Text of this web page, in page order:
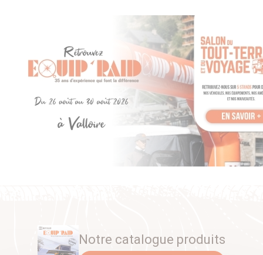
Notre catalogue produits